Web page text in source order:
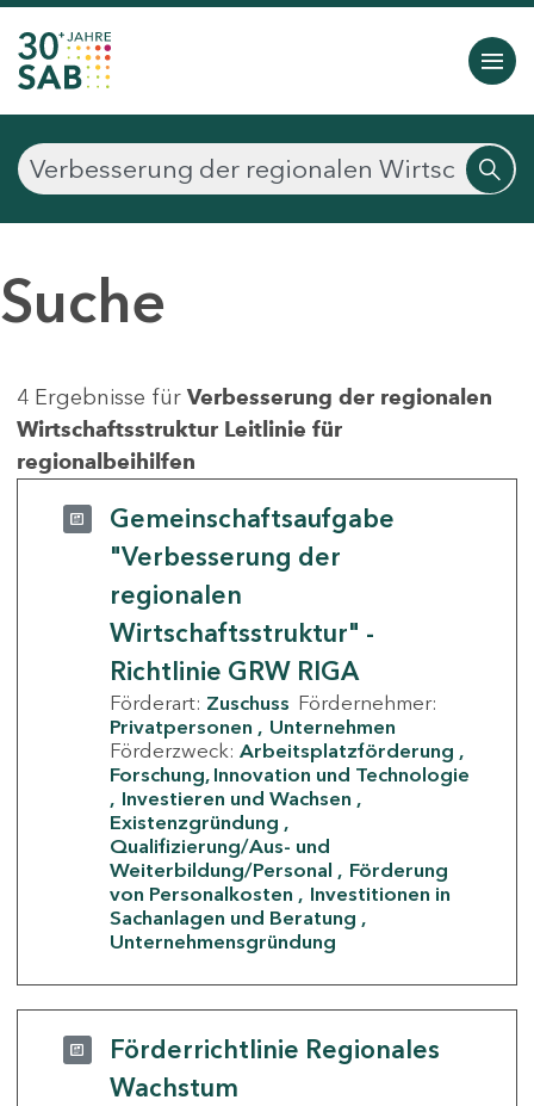
Suche
4 Ergebnisse für Verbesserung der regionalen
Wirtschaftsstruktur Leitlinie für
regionalbeihilfen
Gemeinschaftsaufgabe
"Verbesserung der
regionalen
Wirtschaftsstruktur" -
Richtlinie GRW RIGA
Förderart: Zuschuss Fördernehmer:
Privatpersonen
Unternehmen
Förderzweck: Arbeitsplatzförderung
Forschung, Innovation und Technologie
Investieren und Wachsen
Existenzgründung
Qualifizierung/Aus- und
Weiterbildung/Personal
Förderung
von Personalkosten
Investitionen in
Sachanlagen und Beratung
Unternehmensgründung
Förderrichtlinie Regionales
Wachstum